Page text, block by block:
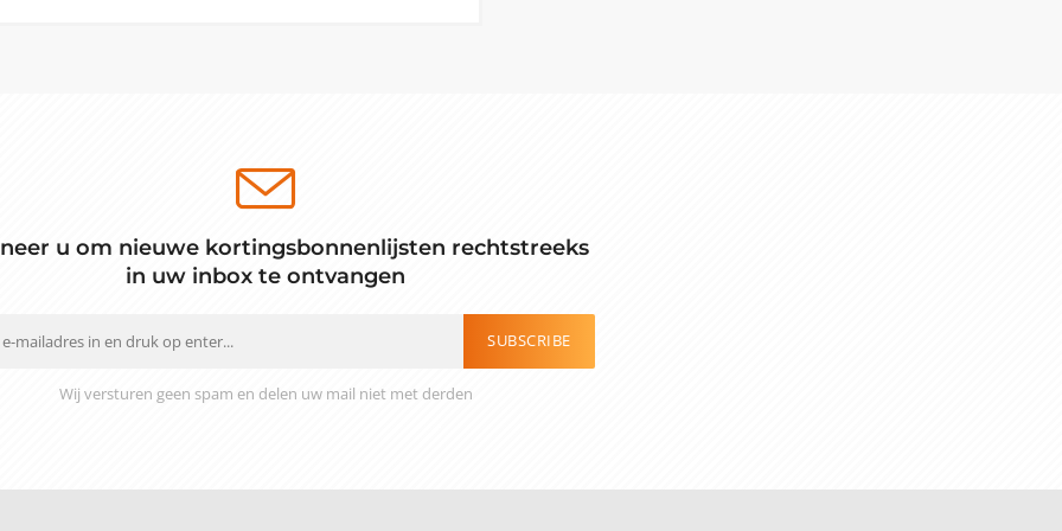
u om nieuwe kortingsbonnenlijsten rechtstreeks
in uw inbox te ontvangen
SUBSCRIBE
Wij versturen geen spam en delen uw mail niet met derden